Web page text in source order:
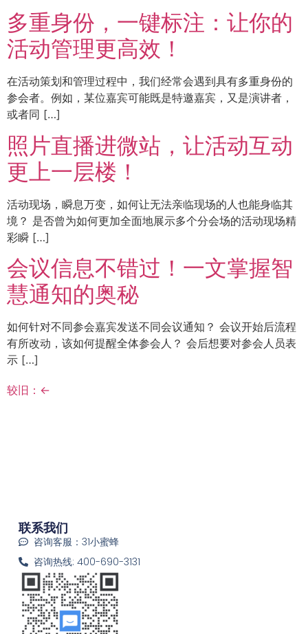
多重身份，一键标注：让你的
活动管理更高效！
在活动策划和管理过程中，我们经常会遇到具有多重身份的
参会者。例如，某位嘉宾可能既是特邀嘉宾，又是演讲者，
或者同 […]
照片直播进微站，让活动互动
更上一层楼！
活动现场，瞬息万变，如何让无法亲临现场的人也能身临其
境？ 是否曾为如何更加全面地展示多个分会场的活动现场精
彩瞬 […]
会议信息不错过！一文掌握智
慧通知的奥秘
如何针对不同参会嘉宾发送不同会议通知？ 会议开始后流程
有所改动，该如何提醒全体参会人？ 会后想要对参会人员表
示 […]
较旧： ←
联系我们
咨询客服：31小蜜蜂
咨询热线: 400-690-3131